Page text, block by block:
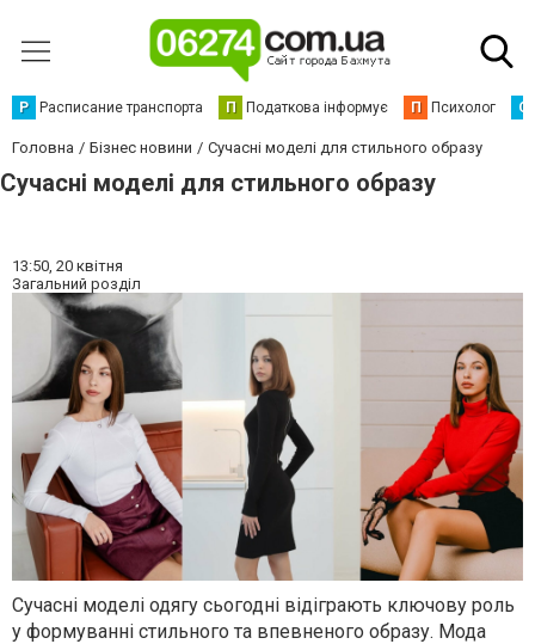
Р Расписание транспорта П Податкова інформує П Психолог С
Головна Бізнес новини Сучасні моделі для стильного образу
Сучасні моделі для стильного образу
13:50, 20 квітня
Загальний розділ
Сучасні моделі одягу сьогодні відіграють ключову роль
у формуванні стильного та впевненого образу. Мода